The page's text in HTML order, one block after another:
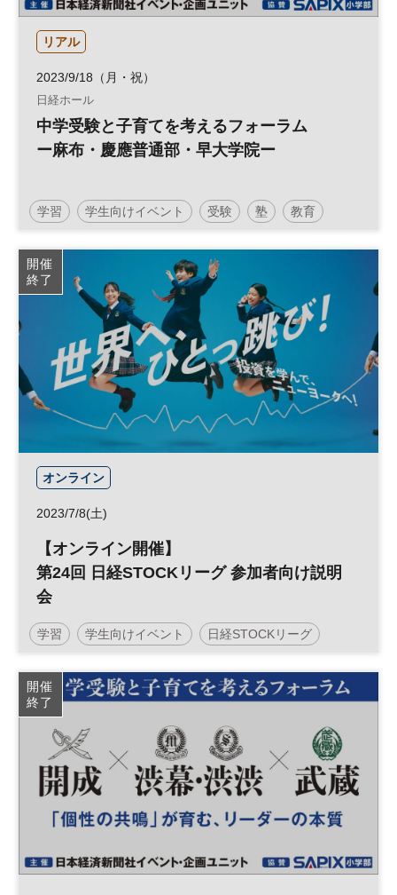
リアル
2023/9/18（月・祝）
日経ホール
中学受験と子育てを考えるフォーラム
ー麻布・慶應普通部・早大学院ー
学習 学生向けイベント 受験 塾 教育
中学受験 子育て 参加無料
土日祝開催
開催
終了
オンライン
2023/7/8(土)
【オンライン開催】
第24回 日経STOCKリーグ 参加者向け説明
会
学習 学生向けイベント 日経STOCKリーグ
Z世代 中学生 金融 経済 株式投資 教育
大学生
参加無料 土日祝開催
開催
終了